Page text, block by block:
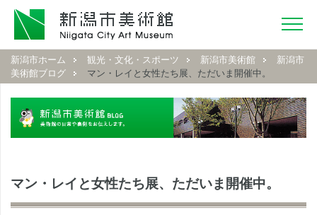
新潟市ホーム 観光・文化・スポーツ 新潟市美術館
新潟市
美術館ブログ
マン・レイと女性たち展、ただいま開催中。
マン・レイと女性たち展、ただいま開催中。